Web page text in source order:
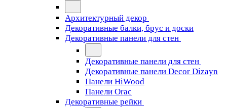
Архитектурный декор
Декоративные балки, брус и доски
Декоративные панели для стен
Декоративные панели для стен
Декоративные панели Decor Dizayn
Панели HiWood
Панели Orac
Декоративные рейки